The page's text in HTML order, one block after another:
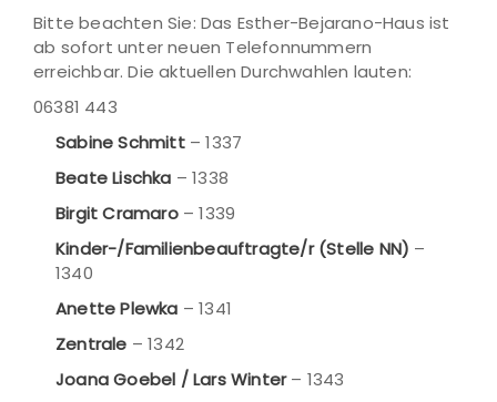
Bitte beachten Sie: Das Esther-Bejarano-Haus ist
ab sofort unter neuen Telefonnummern
erreichbar. Die aktuellen Durchwahlen lauten:
06381 443
Sabine Schmitt– 1337
Beate Lischka – 1338
Birgit Cramaro– 1339
Kinder-/Familienbeauftragte/r (Stelle NN) –
1340
Anette Plewka – 1341
Zentrale – 1342
Joana Goebel / Lars Winter– 1343